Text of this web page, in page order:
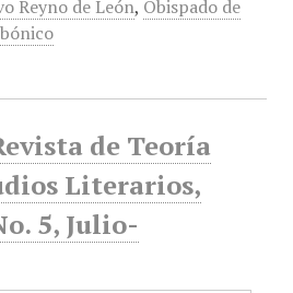
Reyno de León, Obispado de
de Teoría
Literarios,
5, Julio-